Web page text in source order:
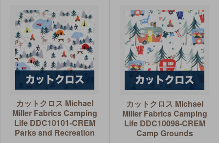
カットクロス Michael
Miller Fabrics Camping
Life DDC10101-CREM
Parks snd Recreation
カットクロス Michael
Miller Fabrics Camping
Life DDC10098-CREM
Camp Grounds